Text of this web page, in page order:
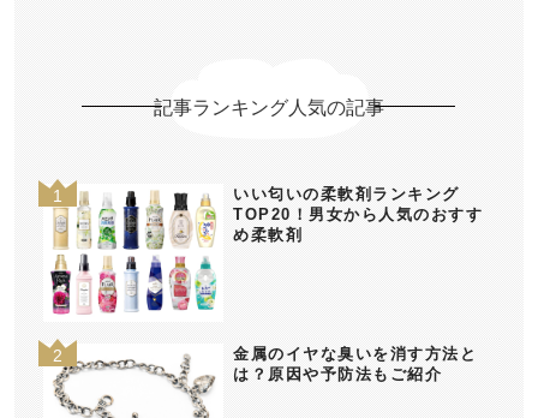
記事ランキング人気の記事
いい匂いの柔軟剤ランキング
TOP20！男女から人気のおすす
め柔軟剤
金属のイヤな臭いを消す方法と
は？原因や予防法もご紹介